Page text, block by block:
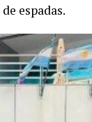
espadas.